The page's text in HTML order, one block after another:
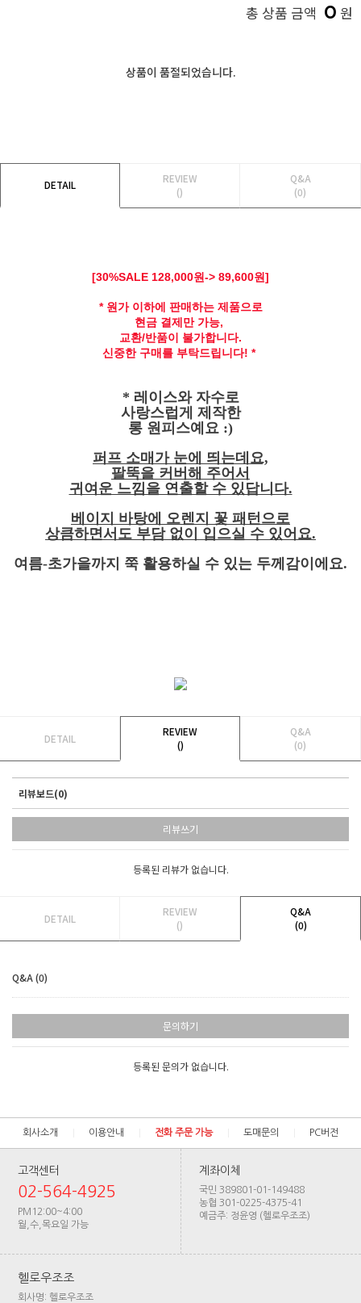
총 상품 금액 0 원
상품이 품절되었습니다.
DETAIL
REVIEW
()
Q&A
(0)
[30%SALE 128,000원-> 89,600원]
* 원가 이하에 판매하는 제품으로
현금 결제만 가능,
교환/반품이 불가합니다.
신중한 구매를 부탁드립니다! *
* 레이스와 자수로
사랑스럽게 제작한
롱 원피스예요 :)
퍼프 소매가 눈에 띄는데요,
팔뚝을 커버해 주어서
귀여운 느낌을 연출할 수 있답니다.
베이지 바탕에 오렌지 꽃 패턴으로
상큼하면서도 부담 없이 입으실 수 있어요.
여름-초가을까지 쭉 활용하실 수 있는 두께감이에요.
DETAIL
REVIEW
()
Q&A
(0)
리뷰보드(0)
리뷰쓰기
등록된 리뷰가 없습니다.
DETAIL
REVIEW
()
Q&A
(0)
Q&A (0)
문의하기
등록된 문의가 없습니다.
회사소개 이용안내 전화 주문 가능 도매문의 PC버전
고객센터
02-564-4925
PM12:00~4:00
월,수,목요일 가능
계좌이체
국민 389801-01-149488
농협 301-0225-4375-41
예금주: 정윤영 (헬로우조조)
헬로우조조
회사명: 헬로우조조